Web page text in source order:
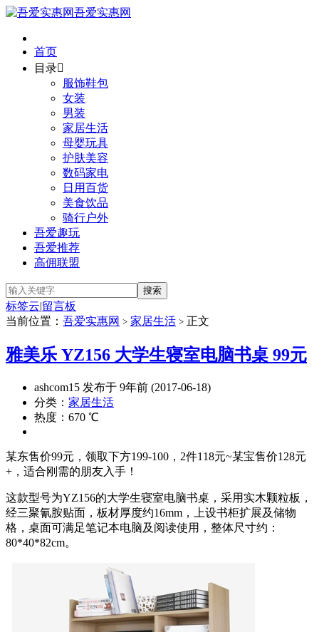
吾爱实惠网
首页
目录
服饰鞋包
女装
男装
家居生活
母婴玩具
护肤美容
数码家电
日用百货
美食饮品
骑行户外
吾爱趣玩
吾爱推荐
高佣联盟
标签云|留言板
当前位置： 吾爱实惠网 > 家居生活 > 正文
雅美乐 YZ156 大学生寝室电脑书桌 99元
ashcom15 发布于 9年前 (2017-06-18)
分类： 家居生活
热度：670 ℃
某东售价99元，领取下方199-100，2件118元~某宝售价128元
+，适合刚需的朋友入手！
这款型号为YZ156的大学生寝室电脑书桌，采用实木颗粒板，
经三聚氰胺贴面，板材厚度约16mm，上设书柜扩展及储物
格，桌面可满足笔记本电脑及阅读使用，整体尺寸约：
80*40*82cm。